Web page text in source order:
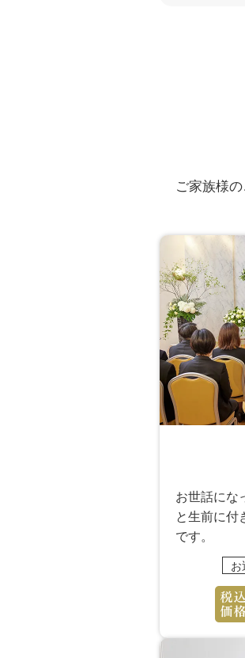
むす
東
いいえ
娘夫妻
担当
はい
私とし
打ち
私がつ
はい
老人ら
全体
ご家族様
お世話にな
と生前に付
です。
お